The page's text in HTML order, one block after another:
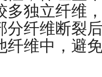
多独立纤维
分纤维断裂
纤维中，避